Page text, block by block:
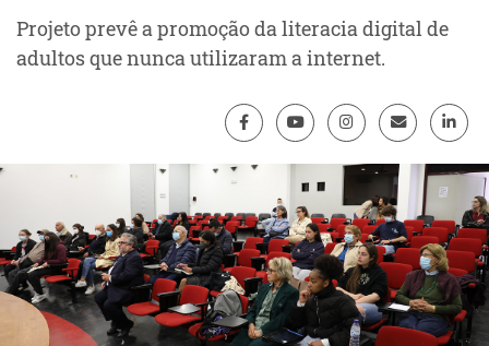
Projeto prevê a promoção da literacia digital de
adultos que nunca utilizaram a internet.